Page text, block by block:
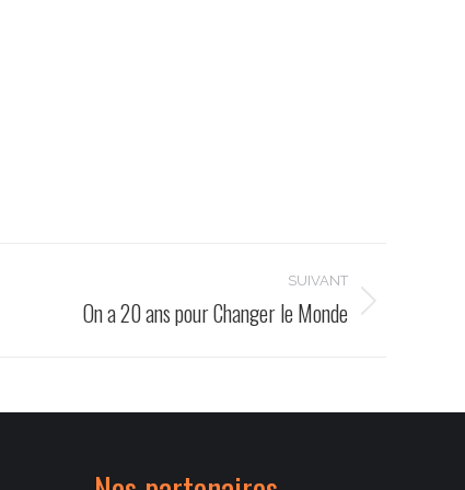
SUIVANT
On a 20 ans pour Changer le Monde